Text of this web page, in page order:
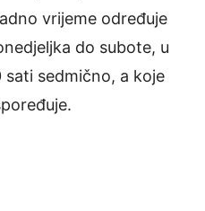
vrijeme određuje
do subote, u
sedmično, a koje